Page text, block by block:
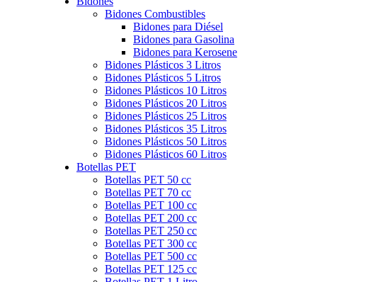
Bidones Combustibles
Bidones para Diésel
Bidones para Gasolina
Bidones para Kerosene
Bidones Plásticos 3 Litros
Bidones Plásticos 5 Litros
Bidones Plásticos 10 Litros
Bidones Plásticos 20 Litros
Bidones Plásticos 25 Litros
Bidones Plásticos 35 Litros
Bidones Plásticos 50 Litros
Bidones Plásticos 60 Litros
Botellas PET
Botellas PET 50 cc
Botellas PET 70 cc
Botellas PET 100 cc
Botellas PET 200 cc
Botellas PET 250 cc
Botellas PET 300 cc
Botellas PET 500 cc
Botellas PET 125 cc